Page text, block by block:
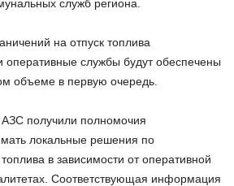
служб региона.
на отпуск топлива
оперативные службы будут обеспечены
объеме в первую очередь.
получили полномочия
локальные решения по
в зависимости от оперативной
Соответствующая информация